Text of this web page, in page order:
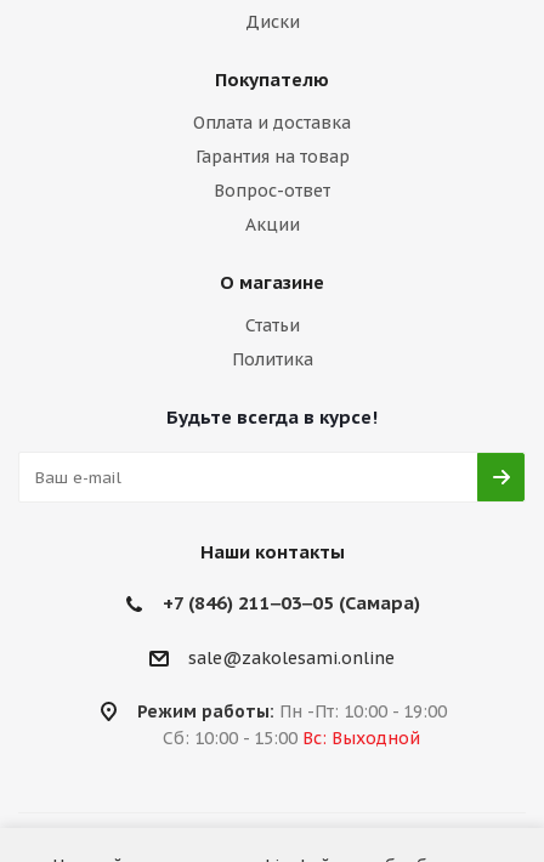
Диски
Покупателю
Оплата и доставка
Гарантия на товар
Вопрос-ответ
Акции
О магазине
Статьи
Политика
Будьте всегда в курсе!
Наши контакты
+7 (846) 211‒03‒05 (Самара)
sale@zakolesami.online
Режим работы: Пн -Пт: 10:00 - 19:00
Сб: 10:00 - 15:00 Вс: Выходной